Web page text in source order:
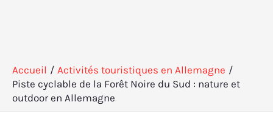
Accueil
Activités touristiques en Allemagne
Piste cyclable de la Forêt Noire du Sud : nature et
outdoor en Allemagne